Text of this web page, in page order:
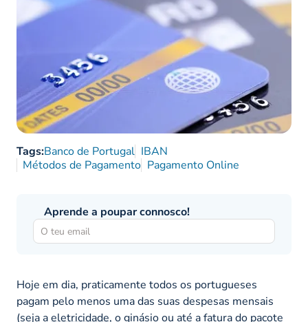
Tags:Banco de Portugal IBAN
Métodos de Pagamento Pagamento Online
Aprende a poupar connosco!
Hoje em dia, praticamente todos os portugueses
pagam pelo menos uma das suas despesas mensais
(seja aeletricidade, o ginásio ou até a fatura do pacote